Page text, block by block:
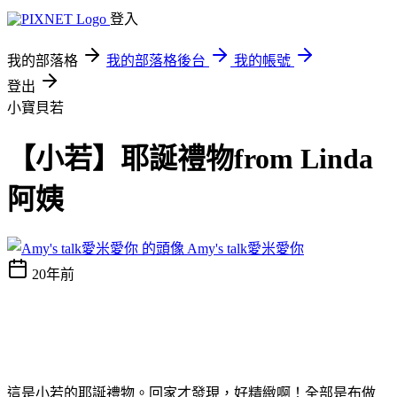
登入
我的部落格 我的部落格後台
我的帳號
登出
小寶貝若
【小若】耶誕禮物from Linda
阿姨
Amy's talk愛米愛你
20年前
這是小若的耶誕禮物。回家才發現，好精緻啊！全部是布做